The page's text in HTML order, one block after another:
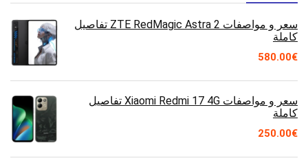
سعر و مواصفات ZTE RedMagic Astra 2 تفاصيل
كاملة
€
580.00
سعر و مواصفات Xiaomi Redmi 17 4G تفاصيل
كاملة
€
250.00